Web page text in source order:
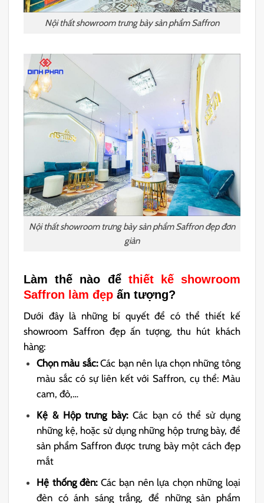
Nội thất showroom trưng bày sản phẩm Saffron
Nội thất showroom trưng bày sản phẩm Saffron đẹp đơn
giản
Làm thế nào để thiết kế showroom
Saffron làm đẹp ấn tượng?
Dưới đây là những bí quyết để có thể thiết kế
showroom Saffron đẹp ấn tượng, thu hút khách
hàng:
Chọn màu sắc:Các bạn nên lựa chọn những tông
màu sắc có sự liên kết với Saffron, cụ thể: Màu
cam, đỏ,…
Kệ & Hộp trưng bày:Các bạn có thể sử dụng
những kệ, hoặc sử dụng những hộp trưng bày, để
sản phẩm Saffron được trưng bày một cách đẹp
mắt
Hệ thống đèn:Các bạn nên lựa chọn những loại
đèn có ánh sáng trắng, để những sản phẩm